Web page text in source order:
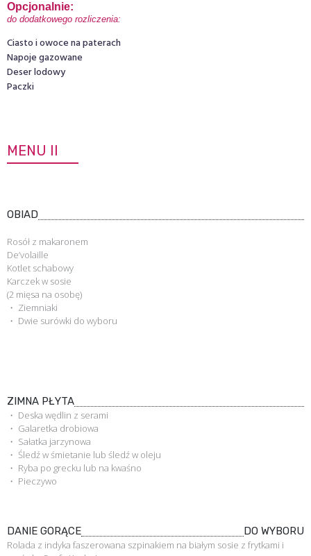
Opcjonalnie:
do dodatkowego rozliczenia:
Ciasto i owoce na paterach
Napoje gazowane
Deser lodowy
Paczki
MENU II
OBIAD
Rosół z makaronem
De’volaille
Kotlet schabowy
Karczek w sosie
(2 mięsa na osobę)
・ Ziemniaki
・ Dwie surówki do wyboru
ZIMNA PŁYTA
・ Deska wędlin z serami
・ Galaretka drobiowa
・ Sałatka jarzynowa
・ Śledź w śmietanie lub śledź w oleju
・ Ryba po grecku lub na kwaśno
・ Pieczywo
DANIE GORĄCE
DO WYBORU
Rolada z indyka faszerowana szpinakiem na białym sosie z frytkami i